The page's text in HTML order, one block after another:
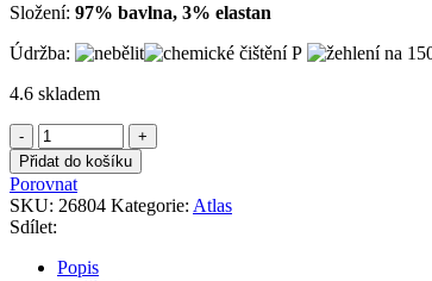
Složení: 97% bavlna, 3% elastan
Údržba:
4.6 skladem
Atlas
smetanový
s
květinovým
nepravidelným
vzorem
množství
Přidat do košíku
Porovnat
SKU: 26804 Kategorie: Atlas
Sdílet:
Popis